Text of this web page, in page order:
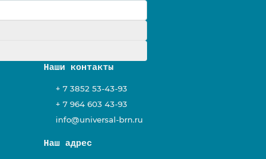
Наши контакты
+ 7 3852 53-43-93
+ 7 964 603 43-93
info@universal-brn.ru
Наш адрес